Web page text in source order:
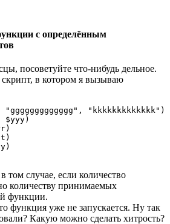
с определённым
посоветуйте что-нибудь дельное.
в котором я вызываю
"ggggggggggggg", "kkkkkkkkkkkkk")
том случае, если количество
количеству принимаемых
функции.
функция уже не запускается. Ну так
Какую можно сделать хитрость?